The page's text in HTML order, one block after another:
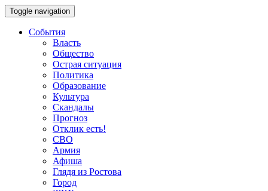
Toggle navigation
События
Власть
Общество
Острая ситуация
Политика
Образование
Культура
Скандалы
Прогноз
Отклик есть!
СВО
Армия
Афиша
Глядя из Ростова
Город